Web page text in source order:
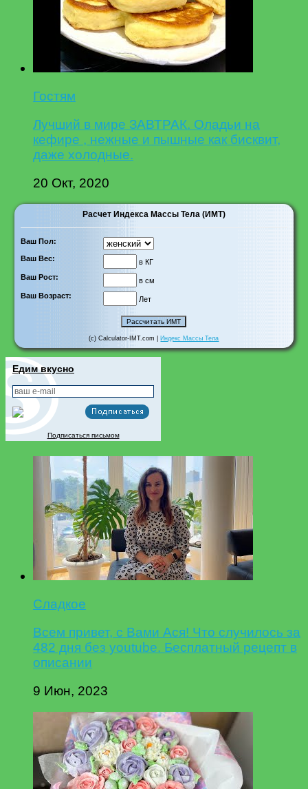
Гостям
Лучший в мире ЗАВТРАК. Оладьи на
кефире , нежные и пышные как бисквит,
даже холодные.
20 Окт, 2020
Расчет Индекса Массы Тела (ИМТ)
Ваш Пол:
Ваш Вес:
в КГ
Ваш Рост:
в см
Ваш Возраст:
Лет
(c) Calculator-IMT.com | Индекс Массы Тела
Едим вкусно
Подписаться письмом
Сладкое
Всем привет, с Вами Ася! Что случилось за
482 дня без youtube. Бесплатный рецепт в
описании
9 Июн, 2023